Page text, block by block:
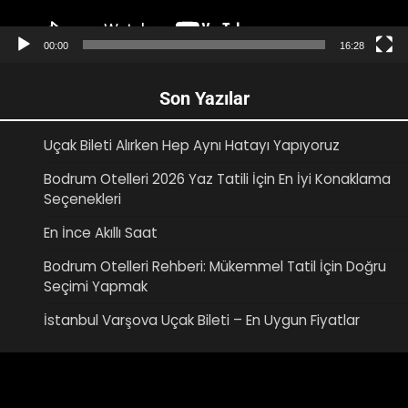
00:00 16:28
Son Yazılar
Uçak Bileti Alırken Hep Aynı Hatayı Yapıyoruz
Bodrum Otelleri 2026 Yaz Tatili İçin En İyi Konaklama
Seçenekleri
En İnce Akıllı Saat
Bodrum Otelleri Rehberi: Mükemmel Tatil İçin Doğru
Seçimi Yapmak
İstanbul Varşova Uçak Bileti – En Uygun Fiyatlar